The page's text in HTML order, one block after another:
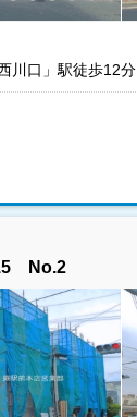
川口」駅徒歩12分
No.2